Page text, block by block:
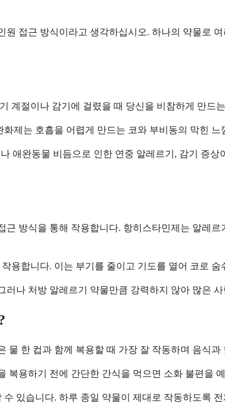
접근 방식이라고 생각하십시오. 하나의 약물로
계절이나 감기에 걸렸을 때 당신을 비참하게 만드
제는 호흡을 어렵게 만드는 코와 부비동의 막힌 느
애완동물 비듬으로 인한 연중 알레르기, 감기 증
방식을 통해 작용합니다. 항히스타민제는 알레
용합니다. 이는 부기를 줄이고 기도를 열어 코로 숨
나 처방 알레르기 약물만큼 강력하지 않아 많은
한 컵과 함께 복용할 때 가장 잘 작동하며 음식
용하기 전에 간단한 간식을 먹으면 소화 불편을
있습니다. 하루 종일 약물이 제대로 작동하도록